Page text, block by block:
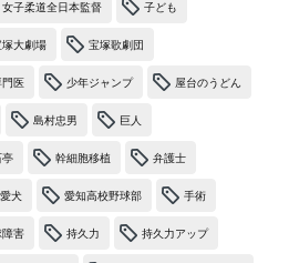
女子柔道全日本監督 子ども
塚大劇場 宝塚歌劇団
門医 少年ジャンプ 屋台のうどん
島村忠男 巨人
亭 幹細胞移植 弁護士
愛犬 愛知高校野球部 手術
障害 持久力 持久力アップ